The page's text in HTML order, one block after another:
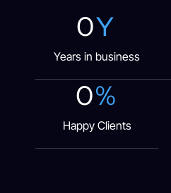
0Y
Years in business
0%
Happy Clients